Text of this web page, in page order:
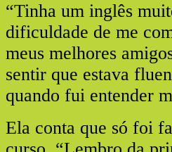
“Tinha um inglês
dificuldade de me
meus melhores
sentir que estava
quando fui entender
Ela conta que só foi